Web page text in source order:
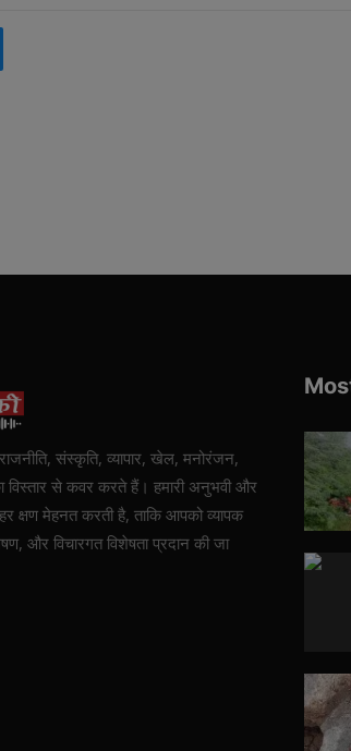
संस्कृति, व्यापार, खेल, मनोरंजन,
विस्तार से कवर करते हैं। हमारी अनुभवी और
क्षण मेहनत करती है, ताकि आपको व्यापक
और विचारगत विशेषता प्रदान की जा